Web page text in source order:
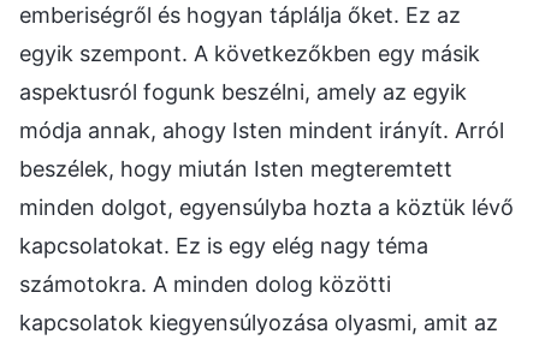
emberiségről és hogyan táplálja őket. Ez az
egyik szempont. A következőkben egy másik
aspektusról fogunk beszélni, amely az egyik
módja annak, ahogy Isten mindent irányít. Arról
beszélek, hogy miután Isten megteremtett
minden dolgot, egyensúlyba hozta a köztük lévő
kapcsolatokat. Ez is egy elég nagy téma
számotokra. A minden dolog közötti
kapcsolatok kiegyensúlyozása olyasmi, amit az